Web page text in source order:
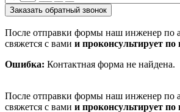
После отправки формы наш инженер по
свяжется с вами и проконсультирует
Ошибка: Контактная форма не найдена.
После отправки формы наш инженер по
свяжется с вами и проконсультирует